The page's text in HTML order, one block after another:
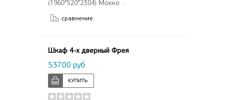
(1960*520*2304) Мокко ..
сравнение
Шкаф 4-х дверный Фрея
53700 руб